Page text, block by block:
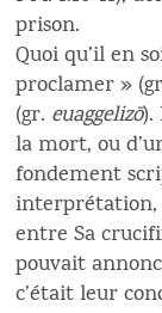
prison.
Quoi qu’il en
proclamer »
(gr. euaggelizō).
la mort, ou
fondement
interprétation,
entre Sa
pouvait
c’était leur